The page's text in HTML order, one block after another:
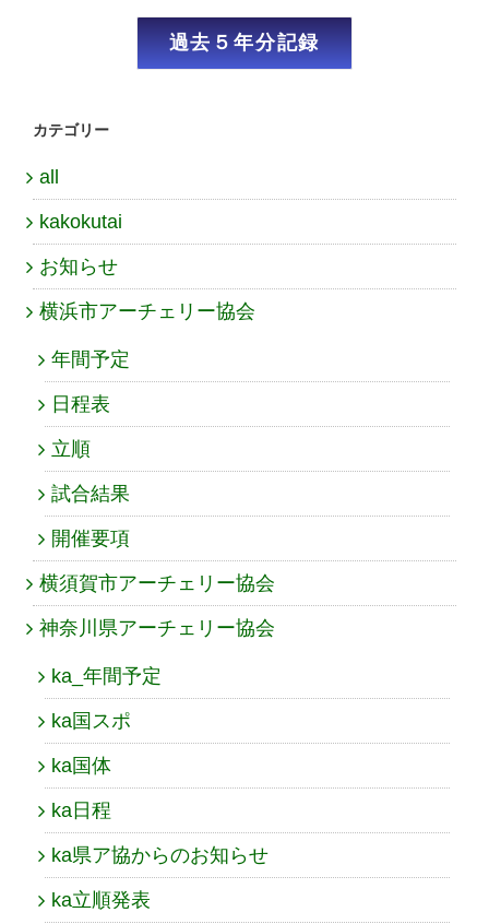
過去５年分記録
カテゴリー
all
kakokutai
お知らせ
横浜市アーチェリー協会
年間予定
日程表
立順
試合結果
開催要項
横須賀市アーチェリー協会
神奈川県アーチェリー協会
ka_年間予定
ka国スポ
ka国体
ka日程
ka県ア協からのお知らせ
ka立順発表